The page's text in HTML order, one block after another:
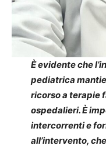
È evidente che
pediatrica
ricorso a terapie
ospedalieri. È
intercorrenti e
all’intervento,